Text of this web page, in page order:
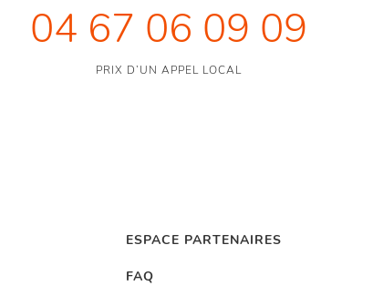
04 67 06 09 09
PRIX D’UN APPEL LOCAL
ESPACE PARTENAIRES
FAQ